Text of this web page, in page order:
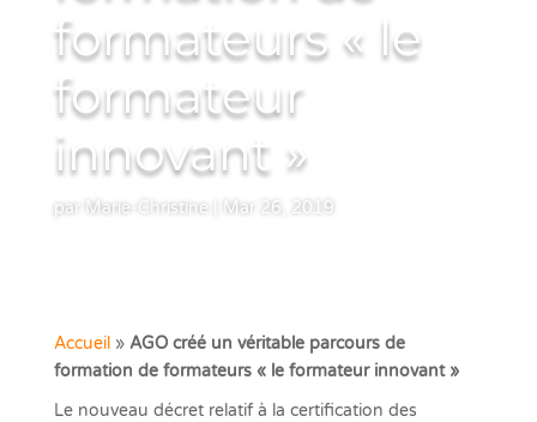
formateurs « le
formateur
innovant »
par Marie-Christine Mar 26, 2019
Accueil» AGO créé un véritable parcours de
formation de formateurs « le formateur innovant »
Le nouveau décret relatif à la certification des